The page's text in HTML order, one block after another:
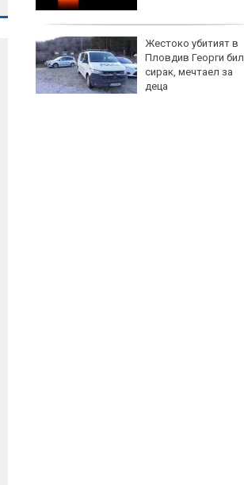
Жестоко убитият в
Пловдив Георги бил
сирак, мечтаел за
деца